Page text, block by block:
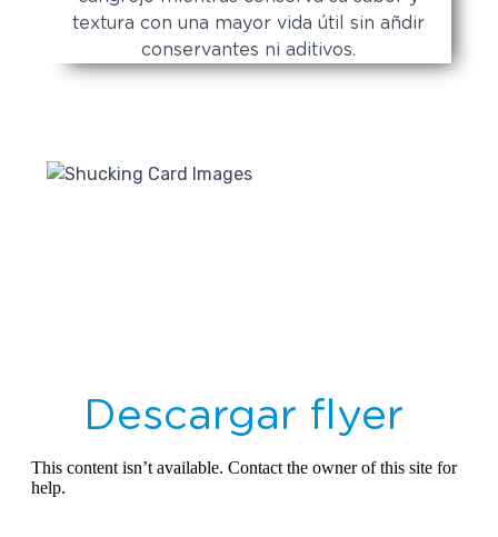
textura con una mayor vida útil sin añdir
conservantes ni aditivos.
Descargar flyer